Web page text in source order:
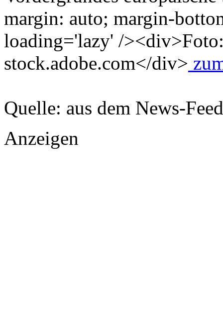
margin: auto; margin-
loading='lazy' /
stock.adobe.com</div>
Quelle: aus dem News-
Anzeigen